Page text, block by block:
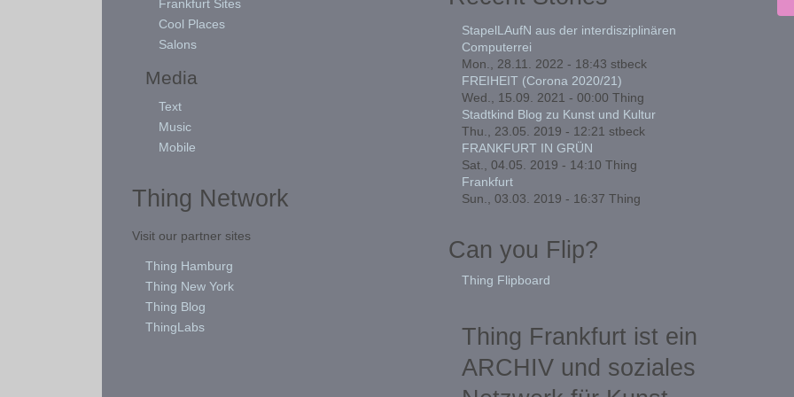
Frankfurt Sites
Cool Places
Salons
Media
Text
Music
Mobile
Thing Network
Visit our partner sites
Thing Hamburg
Thing New York
Thing Blog
ThingLabs
StapelLAufN aus der interdisziplinären
Computerrei
Mon., 28.11. 2022 - 18:43 stbeck
FREIHEIT (Corona 2020/21)
Wed., 15.09. 2021 - 00:00 Thing
Stadtkind Blog zu Kunst und Kultur
Thu., 23.05. 2019 - 12:21 stbeck
FRANKFURT IN GRÜN
Sat., 04.05. 2019 - 14:10 Thing
Frankfurt
Sun., 03.03. 2019 - 16:37 Thing
Can you Flip?
Thing Flipboard
Thing Frankfurt ist ein
ARCHIV und soziales